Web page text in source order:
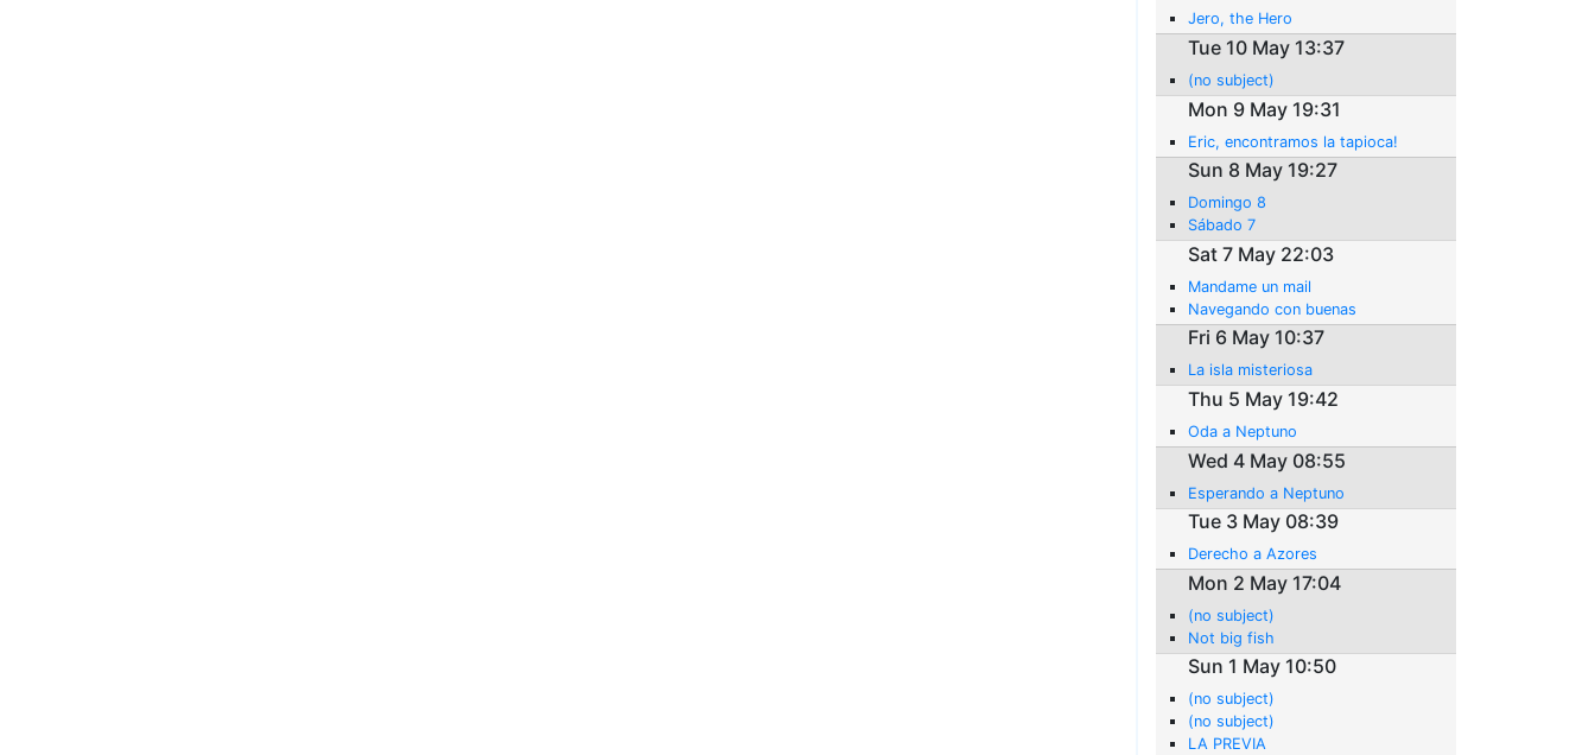
Jero, the Hero
Tue 10 May 13:37
(no subject)
Mon 9 May 19:31
Eric, encontramos la tapioca!
Sun 8 May 19:27
Domingo 8
Sábado 7
Sat 7 May 22:03
Mandame un mail
Navegando con buenas
Fri 6 May 10:37
La isla misteriosa
Thu 5 May 19:42
Oda a Neptuno
Wed 4 May 08:55
Esperando a Neptuno
Tue 3 May 08:39
Derecho a Azores
Mon 2 May 17:04
(no subject)
Not big fish
Sun 1 May 10:50
(no subject)
(no subject)
LA PREVIA